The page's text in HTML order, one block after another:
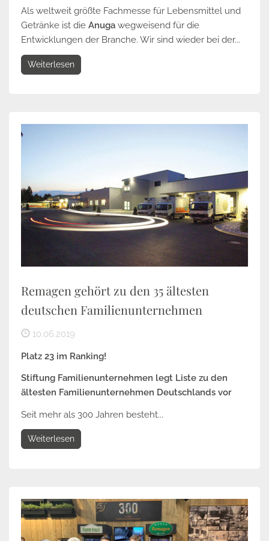
Als weltweit größte Fachmesse für Lebensmittel und
Getränke ist die Anuga wegweisend für die
Entwicklungen der Branche. Wir sind wieder bei der...
Weiterlesen
Remagen gehört zu den 35 ältesten
deutschen Familienunternehmen
10.06.2019
Platz 23 im Ranking!
Stiftung Familienunternehmen legt Liste zu den
ältesten Familienunternehmen Deutschlands vor
Seit mehr als 300 Jahren besteht...
Weiterlesen